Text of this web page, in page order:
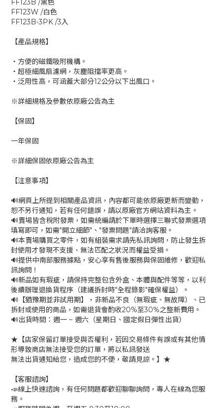
FF123B /黑色
FF123W /白色
FF123B-3PK /3入
【產品規格】
‧方便的磁鐵吸附機構。
‧超極細風扇濾網，灰塵阻擋率更高。
‧泛用性高，可涵蓋大部分12公分以下出風口。
※詳細規格及參數依原廠公告為主
【保固】
一年保固
※詳細保固依原廠公告為主
【注意事項】
🔊網頁上所提到相關產品資訊，內容都可能依原廠更新而變動，
恕不另行通知，若有任何錯誤，請以原廠官方網站資料為主。
🔊賣場皆含稅附發票，如需統編請於下單時選擇三聯式發票選項
填寫即可，如需"開立細節"、"發票問題"請洽詢客服。
🔊本賣場購買之零件，如有組裝需求請先私訊詢問，防止發生拆
封使用才發現不支援、無法匹配之狀況而權益受損。
🔊提供中南部服務據點，安心享有售後服務與保固維修，歡迎私
訊詢問！
🔊新品如有瑕疵，請保持完整包含外盒、本體與配件等等，以利
後續辦理退換貨程序（建議拆封時"全程錄影"確保權益）。
🔊【猶豫期並非試用期】，非新品不良（無瑕疵、無故障）、已
拆封或使用的商品，如需退貨會酌收20%至30%之整新費用。
🔊出貨時間：週一 ~ 週六（星期日、國定假日彈性出貨）
★【店家保留訂單接受與否權利，若因交易條件有誤或有其他情
形導致商店無法接受您的訂單，將以私訊發送
無法出貨通知給您，造成您的不便，敬請見諒。】★
【客服諮詢】
📣線上快速諮詢，有任何問題都歡迎聊聊詢問，專人在線為您服
務。